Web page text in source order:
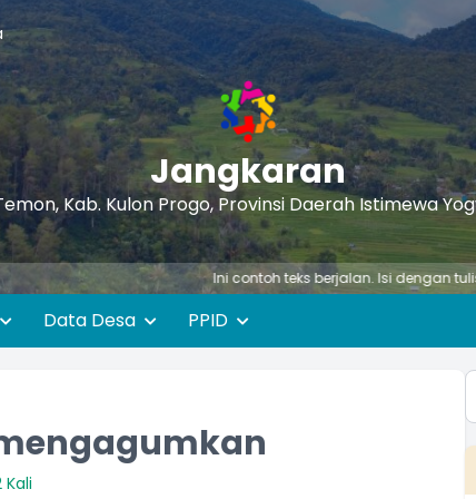
Jangkaran
Kab. Kulon Progo, Provinsi Daerah Istimewa
Ini contoh teks berjalan. Isi dengan tulisan
Data Desa PPID
Kali